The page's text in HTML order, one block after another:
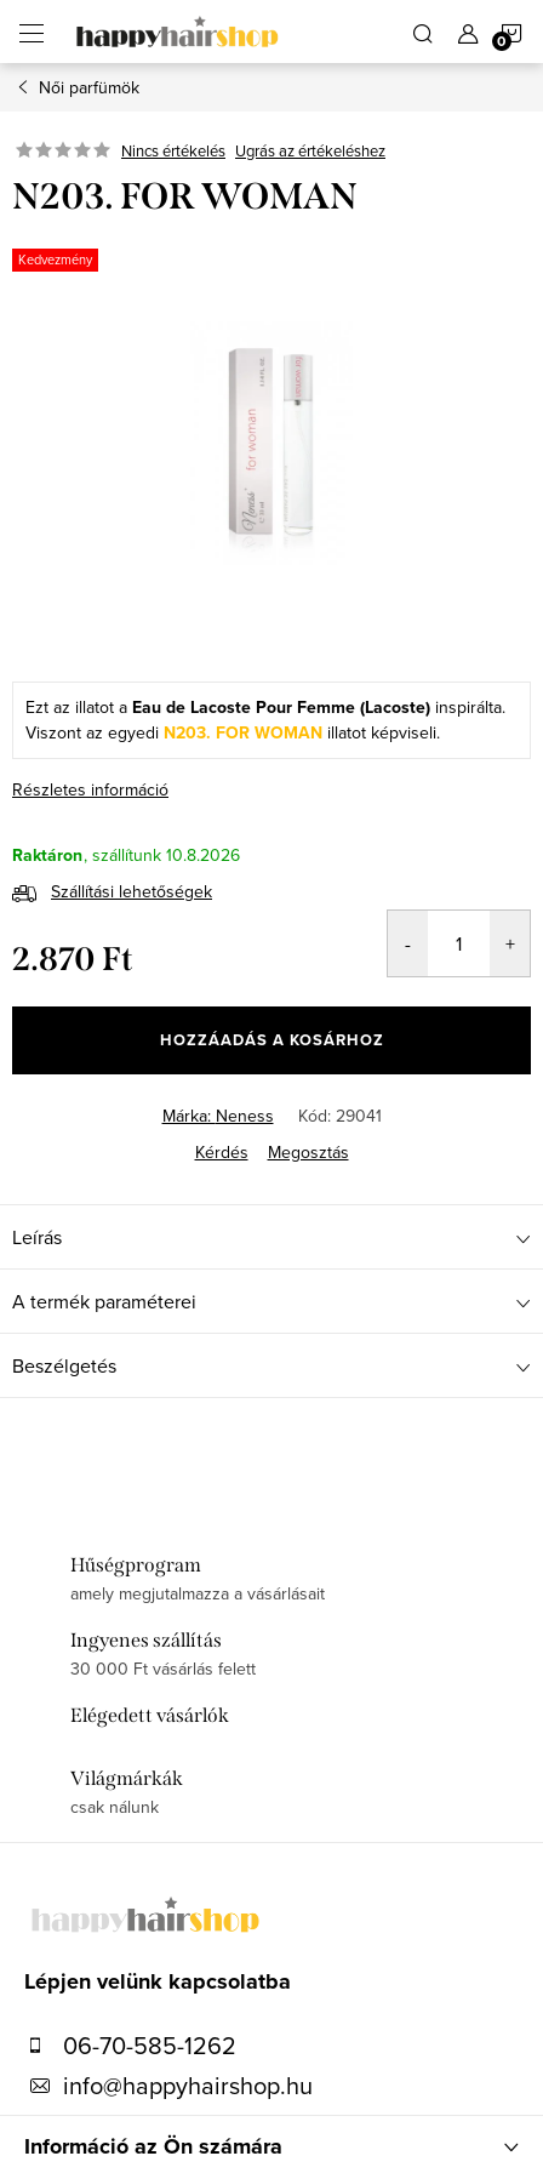
fő
tartalomhozNői parfümök
Nincs értékelés Ugrás az értékeléshez
N203. FOR WOMAN
Kedvezmény
Részletes információ
Raktáron
10.8.2026
Szállítási lehetőségek
2.870 Ft
HOZZÁADÁS A KOSÁRHOZ
Márka: Neness Kód: 29041
Kérdés
Megosztás
Ezt az illatot a Eau de Lacoste Pour Femme (Lacoste) inspirálta.
Viszont az egyedi N203. FOR WOMAN illatot képviseli.
Leírás
A termék paraméterei
Beszélgetés
Hűségprogram
amely megjutalmazza a vásárlásait
Ingyenes szállítás
30 000 Ft vásárlás felett
Elégedett vásárlók
Világmárkák
csak nálunk
Lépjen velünk kapcsolatba
06-70-585-1262
info@happyhairshop.hu
Információ az Ön számára